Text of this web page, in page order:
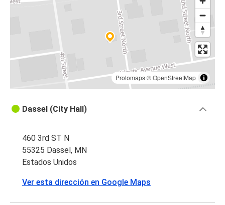
Protomaps©OpenStreetMap
Dassel (City Hall)
460 3rd ST N
55325 Dassel, MN
Estados Unidos
Ver esta dirección en Google Maps